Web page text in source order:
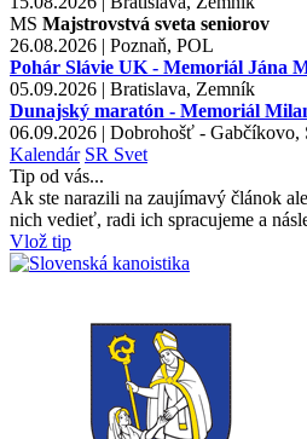
MS Majstrovstvá sveta seniorov
26.08.2026 | Poznaň, POL
Pohár Slávie UK - Memoriál Jána
05.09.2026 | Bratislava, Zemník
Dunajský maratón - Memoriál
06.09.2026 | Dobrohošť - Gabčíkovo,
Kalendár SR Svet
Tip od vás...
Ak ste narazili na zaujímavý článok
nich vedieť, radi ich spracujeme a
Vlož tip